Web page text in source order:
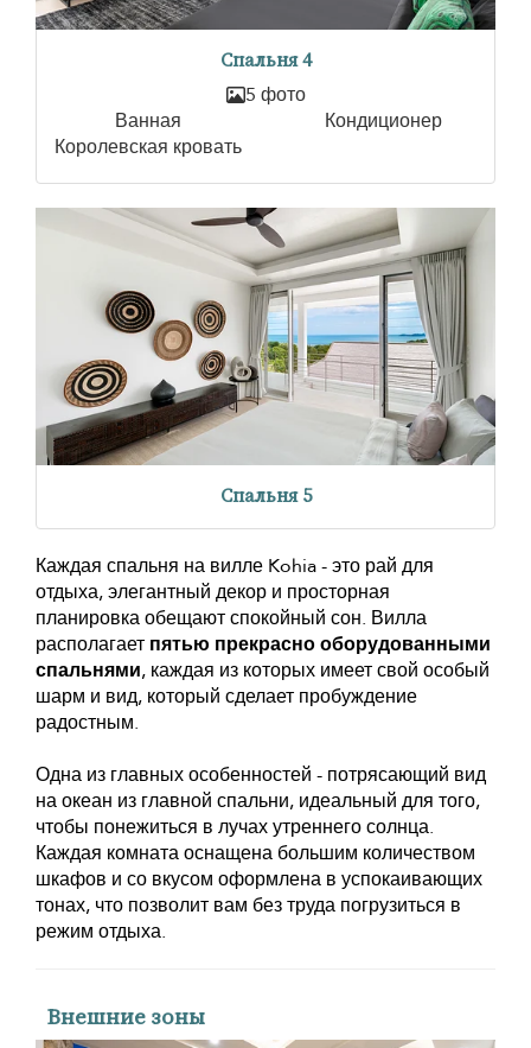
Спальня 4
5 фото
Ванная
Кондиционер
Королевская кровать
Спальня 5
Каждая спальня на вилле Kohia - это рай для
отдыха, элегантный декор и просторная
планировка обещают спокойный сон. Вилла
располагает пятью прекрасно оборудованными
спальнями, каждая из которых имеет свой особый
шарм и вид, который сделает пробуждение
радостным.
Одна из главных особенностей - потрясающий вид
на океан из главной спальни, идеальный для того,
чтобы понежиться в лучах утреннего солнца.
Каждая комната оснащена большим количеством
шкафов и со вкусом оформлена в успокаивающих
тонах, что позволит вам без труда погрузиться в
режим отдыха.
Внешние зоны